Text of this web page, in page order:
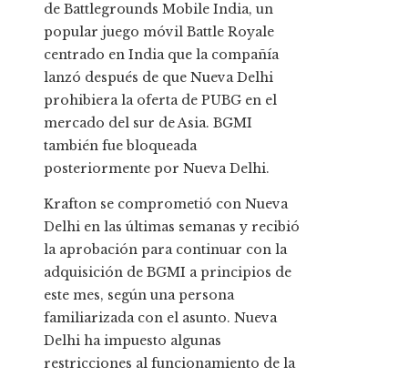
de Battlegrounds Mobile India, un
popular juego móvil Battle Royale
centrado en India que la compañía
lanzó después de que Nueva Delhi
prohibiera la oferta de PUBG en el
mercado del sur de Asia. BGMI
también fue bloqueada
posteriormente por Nueva Delhi.
Krafton se comprometió con Nueva
Delhi en las últimas semanas y recibió
la aprobación para continuar con la
adquisición de BGMI a principios de
este mes, según una persona
familiarizada con el asunto. Nueva
Delhi ha impuesto algunas
restricciones al funcionamiento de la